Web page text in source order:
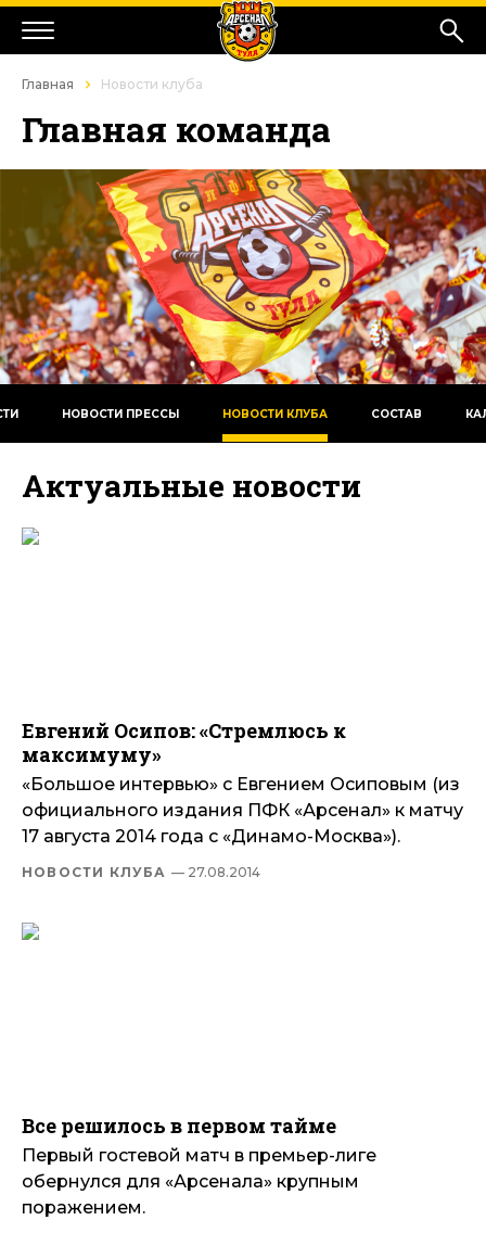
Главная Новости клуба
Главная команда
НОВОСТИ ПРЕССЫ НОВОСТИ КЛУБА СОСТАВ
Актуальные новости
Евгений Осипов: «Стремлюсь к
максимуму»
«Большое интервью» с Евгением Осиповым (из
официального издания ПФК «Арсенал» к матчу
17 августа 2014 года с «Динамо-Москва»).
НОВОСТИ КЛУБА — 27.08.2014
Все решилось в первом тайме
Первый гостевой матч в премьер-лиге
обернулся для «Арсенала» крупным
поражением.